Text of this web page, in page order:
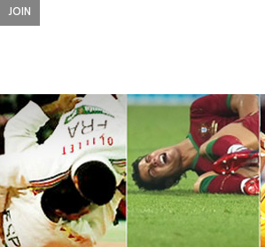
JOIN